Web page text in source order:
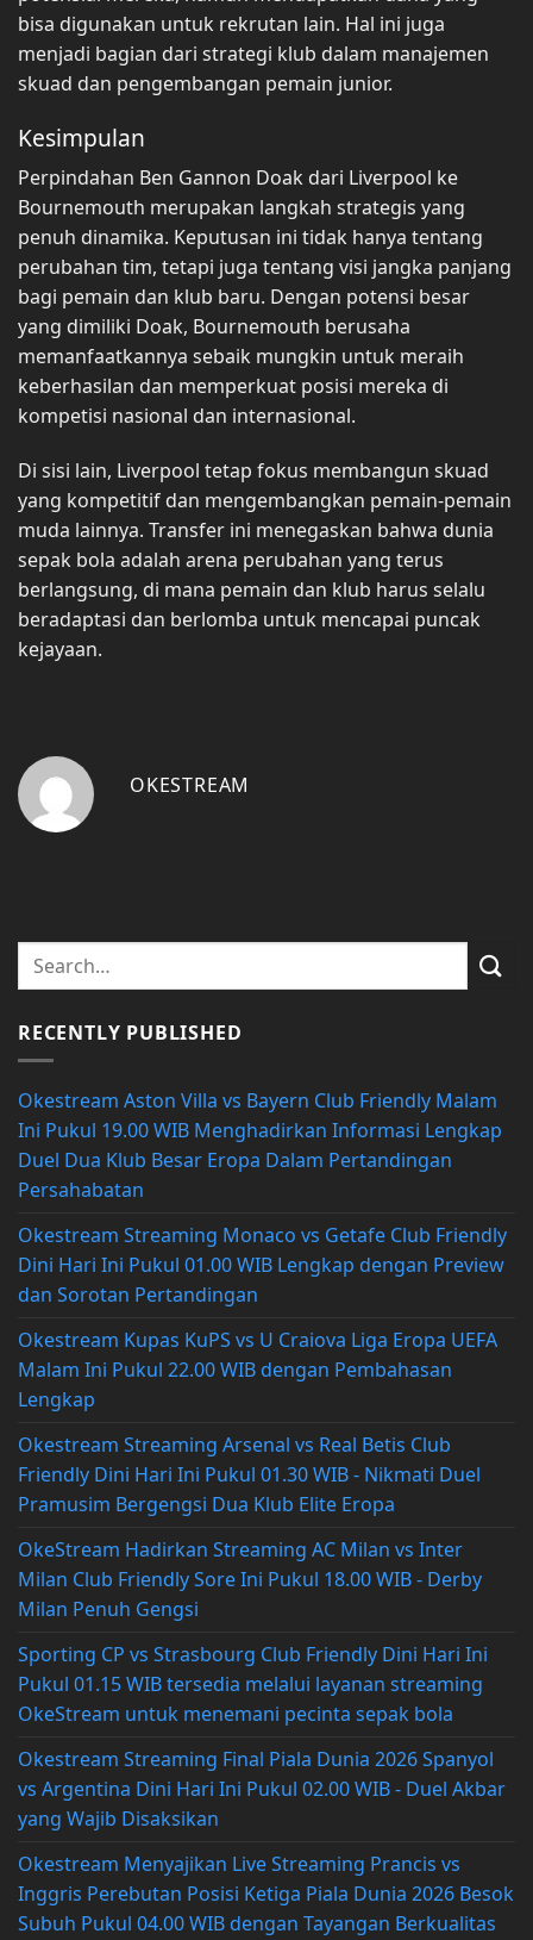
bisa digunakan untuk rekrutan lain. Hal ini juga
menjadi bagian dari strategi klub dalam manajemen
skuad dan pengembangan pemain junior.
Kesimpulan
Perpindahan Ben Gannon Doak dari Liverpool ke
Bournemouth merupakan langkah strategis yang
penuh dinamika. Keputusan ini tidak hanya tentang
perubahan tim, tetapi juga tentang visi jangka panjang
bagi pemain dan klub baru. Dengan potensi besar
yang dimiliki Doak, Bournemouth berusaha
memanfaatkannya sebaik mungkin untuk meraih
keberhasilan dan memperkuat posisi mereka di
kompetisi nasional dan internasional.
Di sisi lain, Liverpool tetap fokus membangun skuad
yang kompetitif dan mengembangkan pemain-pemain
muda lainnya. Transfer ini menegaskan bahwa dunia
sepak bola adalah arena perubahan yang terus
berlangsung, di mana pemain dan klub harus selalu
beradaptasi dan berlomba untuk mencapai puncak
kejayaan.
OKESTREAM
RECENTLY PUBLISHED
Okestream Aston Villa vs Bayern Club Friendly Malam
Ini Pukul 19.00 WIB Menghadirkan Informasi Lengkap
Duel Dua Klub Besar Eropa Dalam Pertandingan
Persahabatan
Okestream Streaming Monaco vs Getafe Club Friendly
Dini Hari Ini Pukul 01.00 WIB Lengkap dengan Preview
dan Sorotan Pertandingan
Okestream Kupas KuPS vs U Craiova Liga Eropa UEFA
Malam Ini Pukul 22.00 WIB dengan Pembahasan
Lengkap
Okestream Streaming Arsenal vs Real Betis Club
Friendly Dini Hari Ini Pukul 01.30 WIB - Nikmati Duel
Pramusim Bergengsi Dua Klub Elite Eropa
OkeStream Hadirkan Streaming AC Milan vs Inter
Milan Club Friendly Sore Ini Pukul 18.00 WIB - Derby
Milan Penuh Gengsi
Sporting CP vs Strasbourg Club Friendly Dini Hari Ini
Pukul 01.15 WIB tersedia melalui layanan streaming
OkeStream untuk menemani pecinta sepak bola
Okestream Streaming Final Piala Dunia 2026 Spanyol
vs Argentina Dini Hari Ini Pukul 02.00 WIB - Duel Akbar
yang Wajib Disaksikan
Okestream Menyajikan Live Streaming Prancis vs
Inggris Perebutan Posisi Ketiga Piala Dunia 2026 Besok
Subuh Pukul 04.00 WIB dengan Tayangan Berkualitas